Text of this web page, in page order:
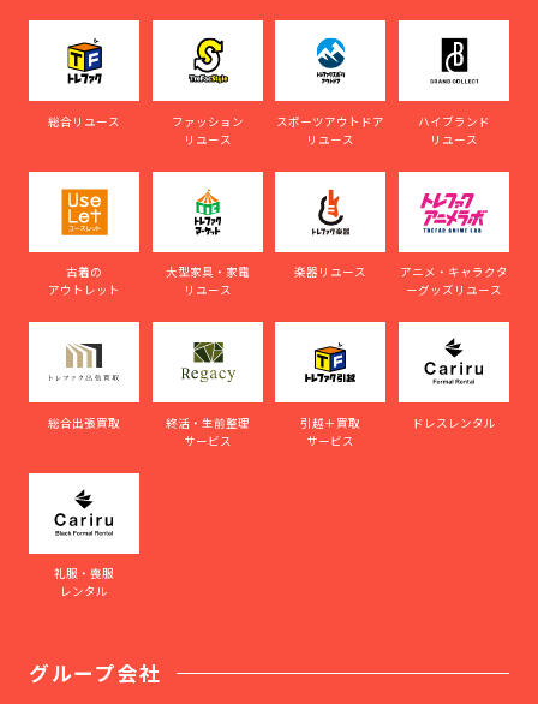
総合リユース
ファッション
リユース
スポーツアウトドア
リユース
ハイブランド
リユース
古着の
アウトレット
大型家具・家電
リユース
楽器リユース
アニメ・キャラクタ
ーグッズリユース
総合出張買取
終活・生前整理
サービス
引越＋買取
サービス
ドレスレンタル
礼服・喪服
レンタル
グループ会社